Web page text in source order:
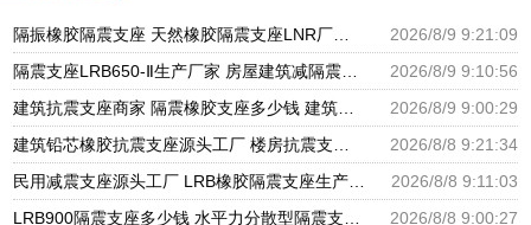
2026/8/9 9:21:09
2026/8/9 9:10:56
2026/8/9 9:00:29
2026/8/8 9:21:34
2026/8/8 9:11:03
2026/8/8 9:00:27